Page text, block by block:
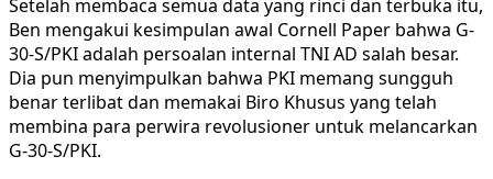
Setelah membaca semua data yang rinci dan terbuka itu,
Ben mengakui kesimpulan awal Cornell Paper bahwa G-
30-S/PKI adalah persoalan internal TNI AD salah besar.
Dia pun menyimpulkan bahwa PKI memang sungguh
benar terlibat dan memakai Biro Khusus yang telah
membina para perwira revolusioner untuk melancarkan
G-30-S/PKI.